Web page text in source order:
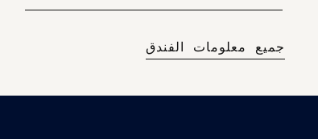
جميع معلومات الفندق